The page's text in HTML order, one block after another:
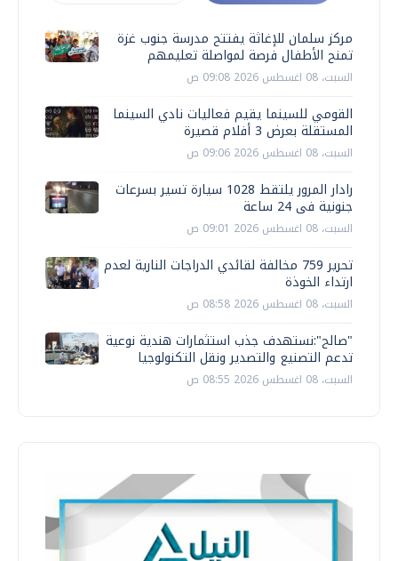
مركز سلمان للإغاثة يفتتح مدرسة جنوب غزة
تمنح الأطفال فرصة لمواصلة تعليمهم
السبت، 08 اغسطس 2026 09:08 ص
القومي للسينما يقيم فعاليات نادي السينما
المستقلة بعرض 3 أفلام قصيرة
السبت، 08 اغسطس 2026 09:06 ص
رادار المرور يلتقط 1028 سيارة تسير بسرعات
جنونية فى 24 ساعة
السبت، 08 اغسطس 2026 09:01 ص
تحرير 759 مخالفة لقائدي الدراجات النارية لعدم
ارتداء الخوذة
السبت، 08 اغسطس 2026 08:58 ص
"صالح":نستهدف جذب استثمارات هندية نوعية
تدعم التصنيع والتصدير ونقل التكنولوجيا
السبت، 08 اغسطس 2026 08:55 ص